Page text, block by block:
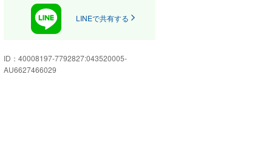
クションよりお探ししご提供いた
します。
皆様のご来店を心よりお待ちして
おります!
LINEで共有する
ID： 40008197-7792827:043520005-
AU6627466029